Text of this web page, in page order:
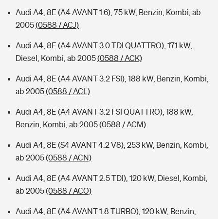
Audi A4, 8E (A4 AVANT 1.6), 75 kW, Benzin, Kombi, ab
2005(0588 / ACJ)
Audi A4, 8E (A4 AVANT 3.0 TDI QUATTRO), 171 kW,
Diesel, Kombi, ab 2005(0588 / ACK)
Audi A4, 8E (A4 AVANT 3.2 FSI), 188 kW, Benzin, Kombi,
ab 2005(0588 / ACL)
Audi A4, 8E (A4 AVANT 3.2 FSI QUATTRO), 188 kW,
Benzin, Kombi, ab 2005(0588 / ACM)
Audi A4, 8E (S4 AVANT 4.2 V8), 253 kW, Benzin, Kombi,
ab 2005(0588 / ACN)
Audi A4, 8E (A4 AVANT 2.5 TDI), 120 kW, Diesel, Kombi,
ab 2005(0588 / ACO)
Audi A4, 8E (A4 AVANT 1.8 TURBO), 120 kW, Benzin,